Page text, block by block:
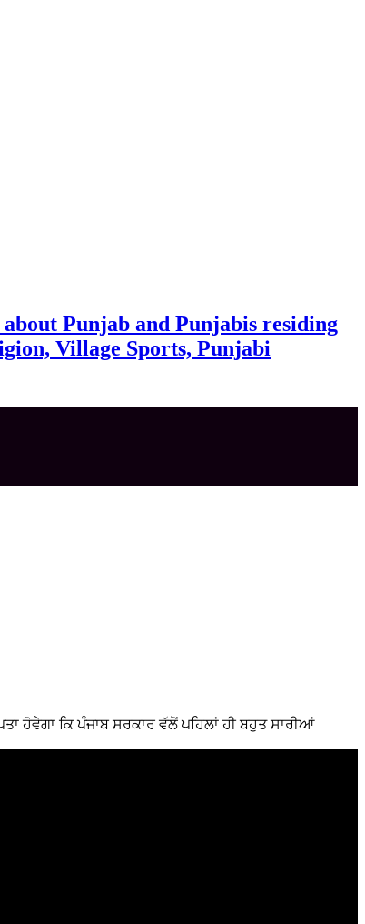
Punjab and Punjabis residing
Village Sports, Punjabi
ਹੋਵੇਗਾ ਕਿ ਪੰਜਾਬ ਸਰਕਾਰ ਵੱਲੋਂ ਪਹਿਲਾਂ ਹੀ ਬਹੁਤ ਸਾਰੀਆਂ